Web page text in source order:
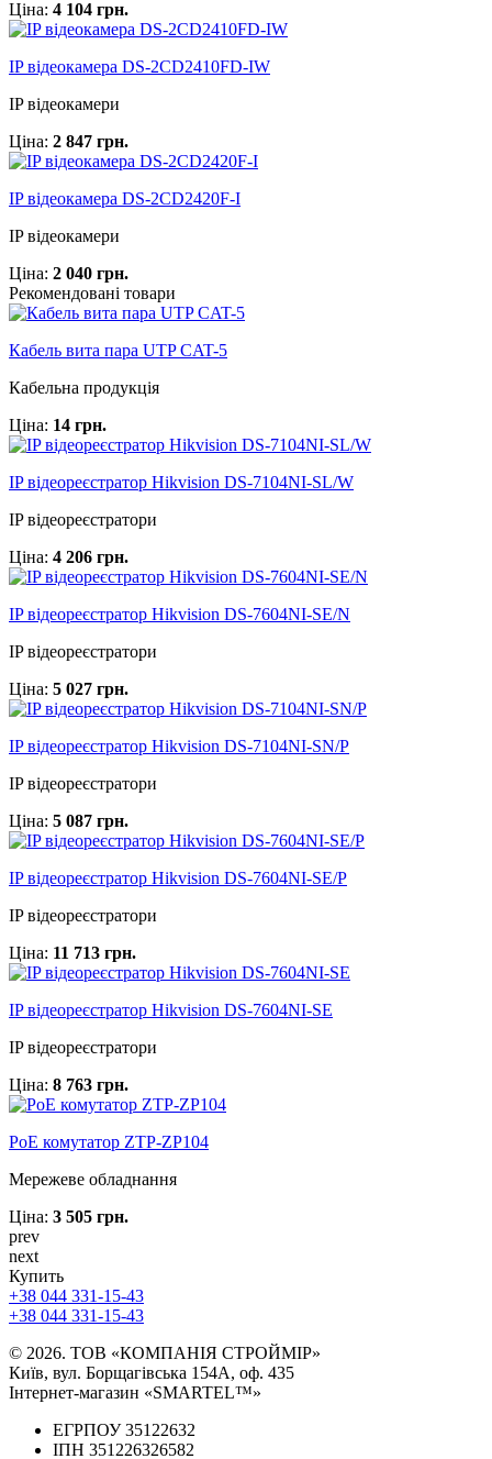
Ціна: 4 104 грн.
IP відеокамера DS-2CD2410FD-IW
IP відеокамери
Ціна: 2 847 грн.
IP відеокамера DS-2CD2420F-I
IP відеокамери
Ціна: 2 040 грн.
Рекомендовані товари
Кабель вита пара UTP CAT-5
Кабельна продукція
Ціна: 14 грн.
IP відеореєстратор Hikvision DS-7104NI-SL/W
IP відеореєстратори
Ціна: 4 206 грн.
IP відеореєстратор Hikvision DS-7604NI-SE/N
IP відеореєстратори
Ціна: 5 027 грн.
IP відеореєстратор Hikvision DS-7104NI-SN/P
IP відеореєстратори
Ціна: 5 087 грн.
IP відеореєстратор Hikvision DS-7604NI-SE/P
IP відеореєстратори
Ціна: 11 713 грн.
IP відеореєстратор Hikvision DS-7604NI-SE
IP відеореєстратори
Ціна: 8 763 грн.
PoE комутатор ZTP-ZP104
Мережеве обладнання
Ціна: 3 505 грн.
prev
next
Купить
+38 044 331-15-43
+38 044 331-15-43
© 2026. ТОВ «КОМПАНІЯ СТРОЙМІР»
Київ, вул. Борщагівська 154А, оф. 435
Інтернет-магазин «SMARTEL™»
ЕГРПОУ 35122632
ІПН 351226326582